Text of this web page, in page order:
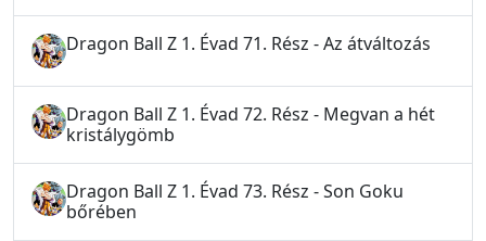
Dragon Ball Z 1. Évad 71. Rész - Az átváltozás
Dragon Ball Z 1. Évad 72. Rész - Megvan a hét
kristálygömb
Dragon Ball Z 1. Évad 73. Rész - Son Goku
bőrében